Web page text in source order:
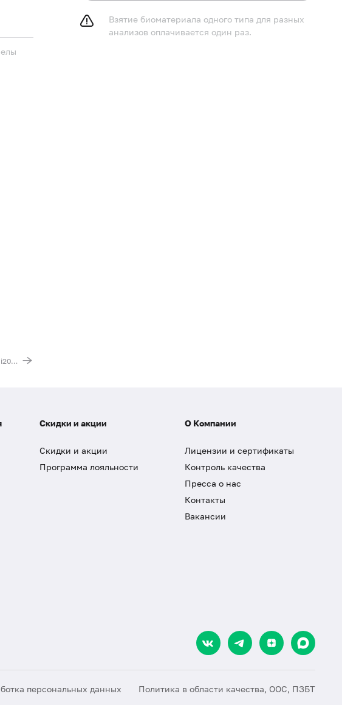
Аллергокомпонент i209 - яд осы обыкновенной rVes v 5, IgE (ImmunoCAP)
Взятие биоматериала одного типа для разных
анализов оплачивается один раз.
Скидки и акции
Скидки и акции
Программа лояльности
О Компании
Лицензии и сертификаты
Контроль качества
Пресса о нас
Контакты
Вакансии
персональных данных Политика в области качества, ООС, ПЗБТ